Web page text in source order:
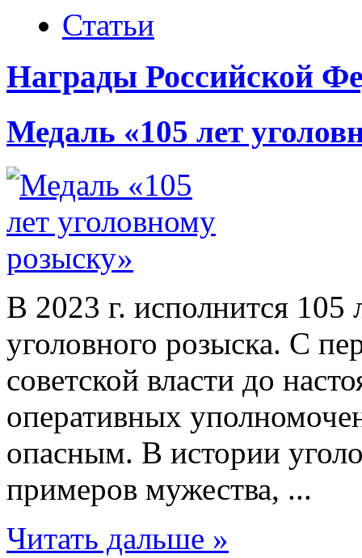
Статьи
Награды Российской
Медаль «105 лет
В 2023 г. исполнится 105
уголовного розыска. С
советской власти до
оперативных
опасным. В истории
примеров мужества, ...
Читать дальше »